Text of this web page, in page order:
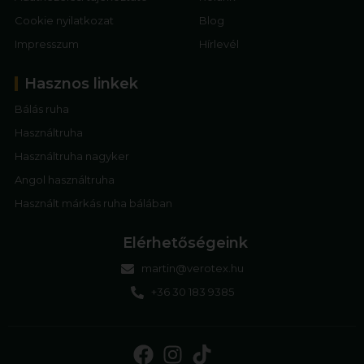
Cookie nyilatkozat
Impresszum
Blog
Hírlevél
Hasznos linkek
Bálás ruha
Használtruha
Használtruha nagyker
Angol használtruha
Használt márkás ruha bálában
Elérhetőségeink
martin@verotex.hu
+36 30 183 9385